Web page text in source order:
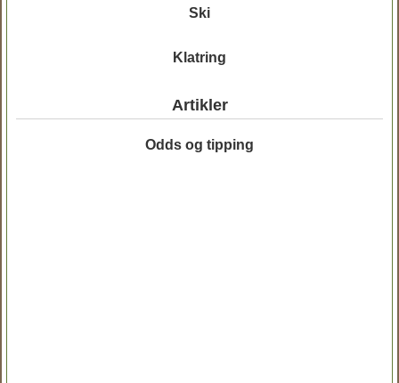
Ski
Klatring
Artikler
Odds og tipping